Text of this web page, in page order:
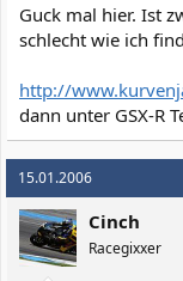
Guck mal hier. Ist
schlecht wie ich
http://
dann unter GSX-R
15.01.2006
Cinch
Racegixxer